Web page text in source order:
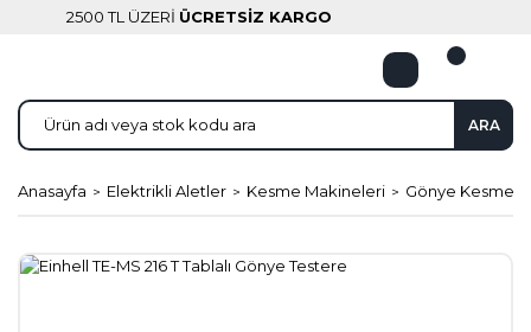
2500 TL ÜZERİ ÜCRETSİZ KARGO
ARA
Anasayfa Elektrikli Aletler Kesme Makineleri Gönye